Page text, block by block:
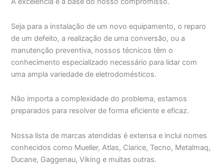
Seja para a instalação de um novo equipamento, o reparo
de um defeito, a realização de uma conversão, ou a
manutenção preventiva, nossos técnicos têm o
conhecimento especializado necessário para lidar com
uma ampla variedade de eletrodomésticos.
Não importa a complexidade do problema, estamos
preparados para resolver de forma eficiente e eficaz.
Nossa lista de marcas atendidas é extensa e inclui nomes
conhecidos como Mueller, Atlas, Clarice, Tecno, Metalmaq,
Ducane, Gaggenau, Viking e muitas outras.